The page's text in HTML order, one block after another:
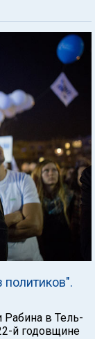
политиков".
Рабина в Тель-
й годовщине